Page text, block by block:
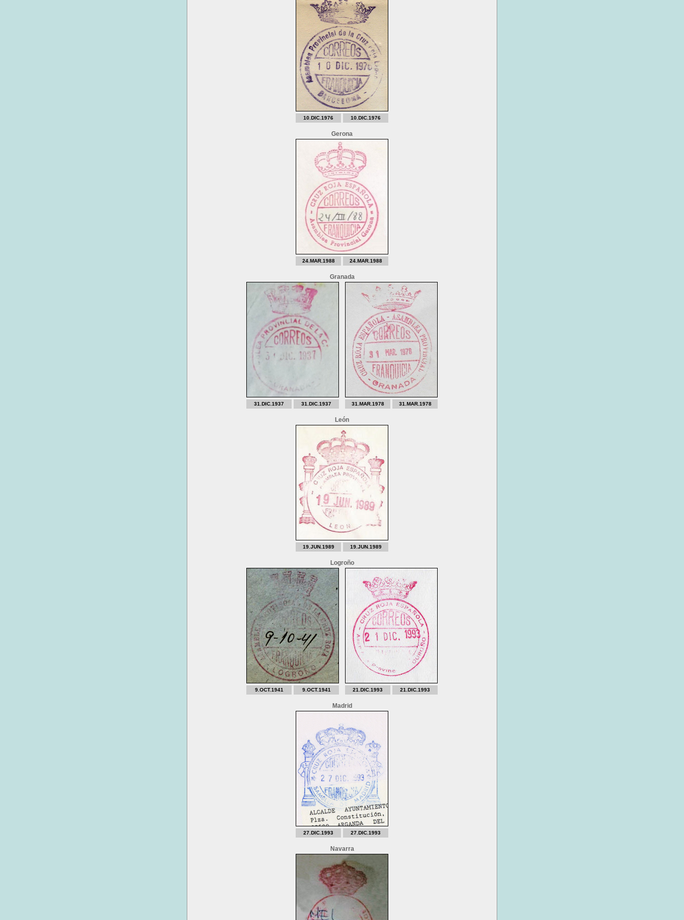
10.DIC.1976 10.DIC.1976
Gerona
24.MAR.1988 24.MAR.1988
Granada
31.DIC.1937 31.DIC.1937 31.MAR.1978 31.MAR.1978
León
19.JUN.1989 19.JUN.1989
Logroño
9.OCT.1941 9.OCT.1941 21.DIC.1993 21.DIC.1993
Madrid
27.DIC.1993 27.DIC.1993
Navarra